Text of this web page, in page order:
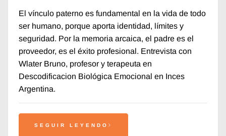
El vínculo paterno es fundamental en la vida de todo
ser humano, porque aporta identidad, límites y
seguridad. Por la memoria arcaica, el padre es el
proveedor, es el éxito profesional. Entrevista con
Wlater Bruno, profesor y terapeuta en
Descodificacion Biológica Emocional en Inces
Argentina.
SEGUIR LEYENDO